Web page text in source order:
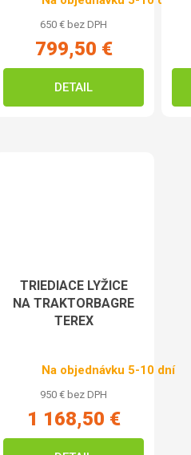
650 € bez DPH
799,50 €
DETAIL
TRIEDIACE LYŽICE
NA TRAKTORBAGRE
TEREX
Na objednávku 5-10 dní
950 € bez DPH
1 168,50 €